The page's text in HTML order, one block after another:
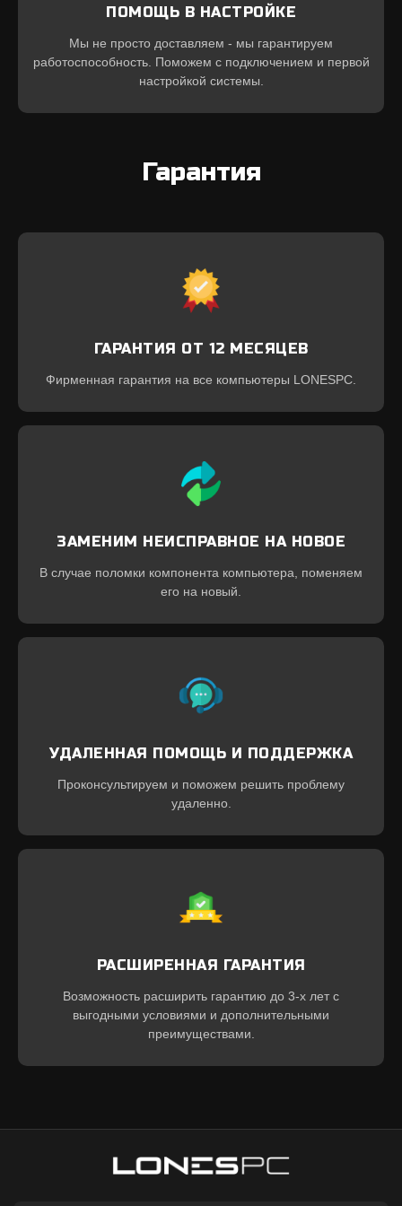
ПОМОЩЬ В НАСТРОЙКЕ
Мы не просто доставляем - мы гарантируем
работоспособность. Поможем с подключением и первой
настройкой системы.
Гарантия
ГАРАНТИЯ ОТ 12 МЕСЯЦЕВ
Фирменная гарантия на все компьютеры LONESPC.
ЗАМЕНИМ НЕИСПРАВНОЕ НА НОВОЕ
В случае поломки компонента компьютера, поменяем
его на новый.
УДАЛЕННАЯ ПОМОЩЬ И ПОДДЕРЖКА
Проконсультируем и поможем решить проблему
удаленно.
РАСШИРЕННАЯ ГАРАНТИЯ
Возможность расширить гарантию до 3-х лет с
выгодными условиями и дополнительными
преимуществами.